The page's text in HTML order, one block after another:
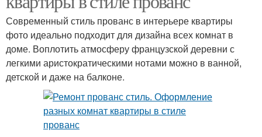
Современный стиль прованс в интерьере квартиры
фото идеально подходит для дизайна всех комнат в
доме. Воплотить атмосферу французской деревни с
легкими аристократическими нотами можно в ванной,
детской и даже на балконе.